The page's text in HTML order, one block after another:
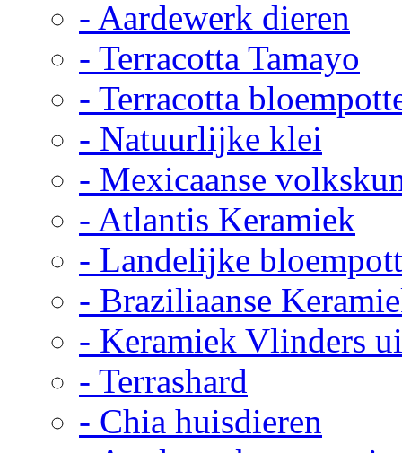
- Aardewerk dieren
- Terracotta Tamayo
- Terracotta
- Natuurlijke klei
- Mexicaanse
- Atlantis Keramiek
- Landelijke
- Braziliaanse
- Keramiek Vlinders
- Terrashard
- Chia huisdieren